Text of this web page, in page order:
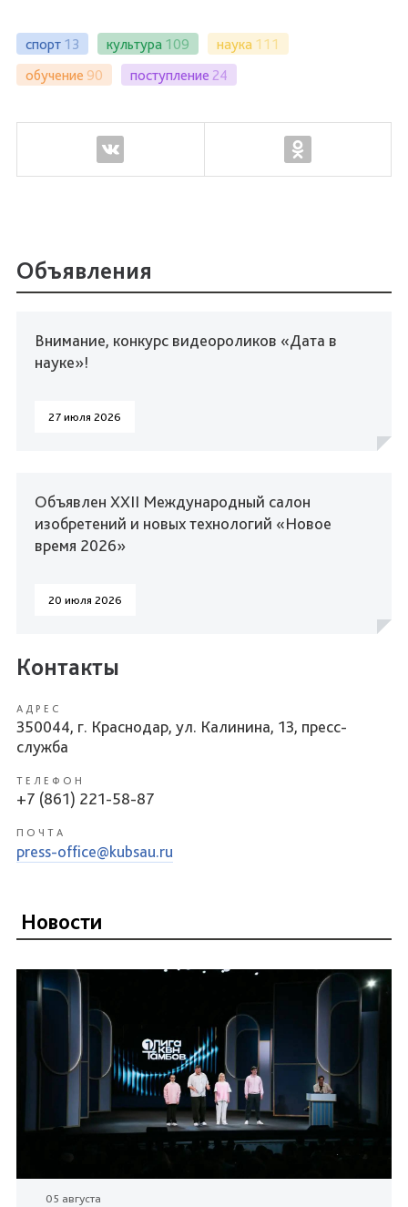
спорт 13 культура 109 наука 111
обучение 90 поступление 24
Объявления
Внимание, конкурс видеороликов «Дата в
науке»!
27 июля 2026
Объявлен XXII Международный салон
изобретений и новых технологий «Новое
время 2026»
20 июля 2026
Контакты
АДРЕС
350044, г. Краснодар, ул. Калинина, 13, пресс-
служба
ТЕЛЕФОН
+7 (861) 221-58-87
ПОЧТА
press-office@kubsau.ru
Новости
05 августа